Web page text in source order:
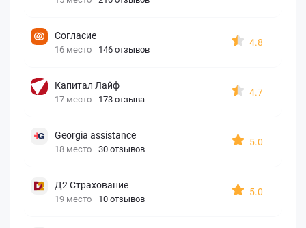
Согласие
16 место 146 отзывов
4.8
Капитал Лайф
17 место 173 отзыва
4.7
Georgia assistance
18 место 30 отзывов
5.0
Д2 Страхование
19 место 10 отзывов
5.0